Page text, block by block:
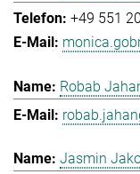
+49 551
Robab
Jasmin